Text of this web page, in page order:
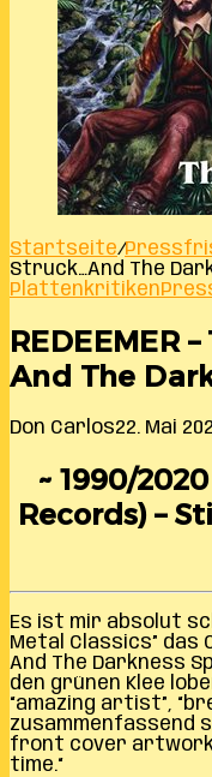
Startseite/
Struck…And The
Plattenkritiken
REDEEMER
And The
Don Carlos22. Mai
~ 1990/
Records) –
Es ist mir absolut
Metal Classics” das
And The Darkness
den grünen Klee
“amazing artist”,
zusammenfassend
front cover
time.“